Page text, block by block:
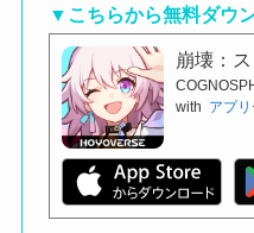
▼こちらから無料ダウ
崩壊：
with アプ